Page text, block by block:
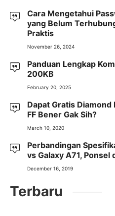
Cara Mengetahui
yang Belum
Praktis
November 26, 2024
Panduan Lengkap
200KB
February 20, 2025
Dapat Gratis
FF Bener Gak Sih?
March 10, 2020
Perbandingan
vs Galaxy A71, Ponsel
December 16, 2019
Terbaru